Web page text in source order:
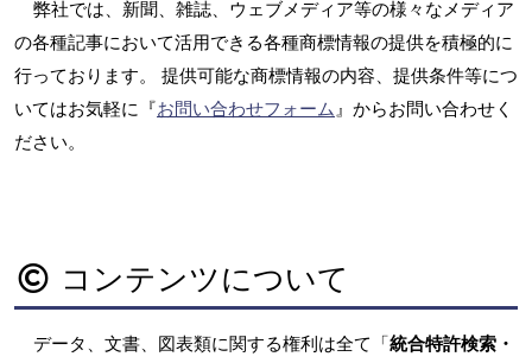
弊社では、新聞、雑誌、ウェブメディア等の様々なメディア
の各種記事において活用できる各種商標情報の提供を積極的に
行っております。 提供可能な商標情報の内容、提供条件等につ
いてはお気軽に『お問い合わせフォーム』からお問い合わせく
ださい。
コンテンツについて
データ、文書、図表類に関する権利は全て「統合特許検索・